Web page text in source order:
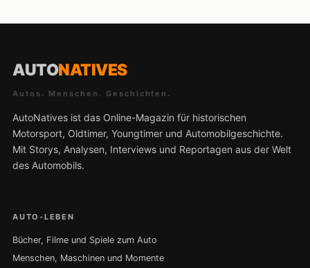
AUTONATIVES
Autos. Menschen. Geschichten.
AutoNatives ist das Online-Magazin für historischen
Motorsport, Oldtimer, Youngtimer und Automobilgeschichte.
Mit Storys, Analysen, Interviews und Reportagen aus der Welt
des Automobils.
AUTO-LEBEN
Bücher, Filme und Spiele zum Auto
Menschen, Maschinen und Momente